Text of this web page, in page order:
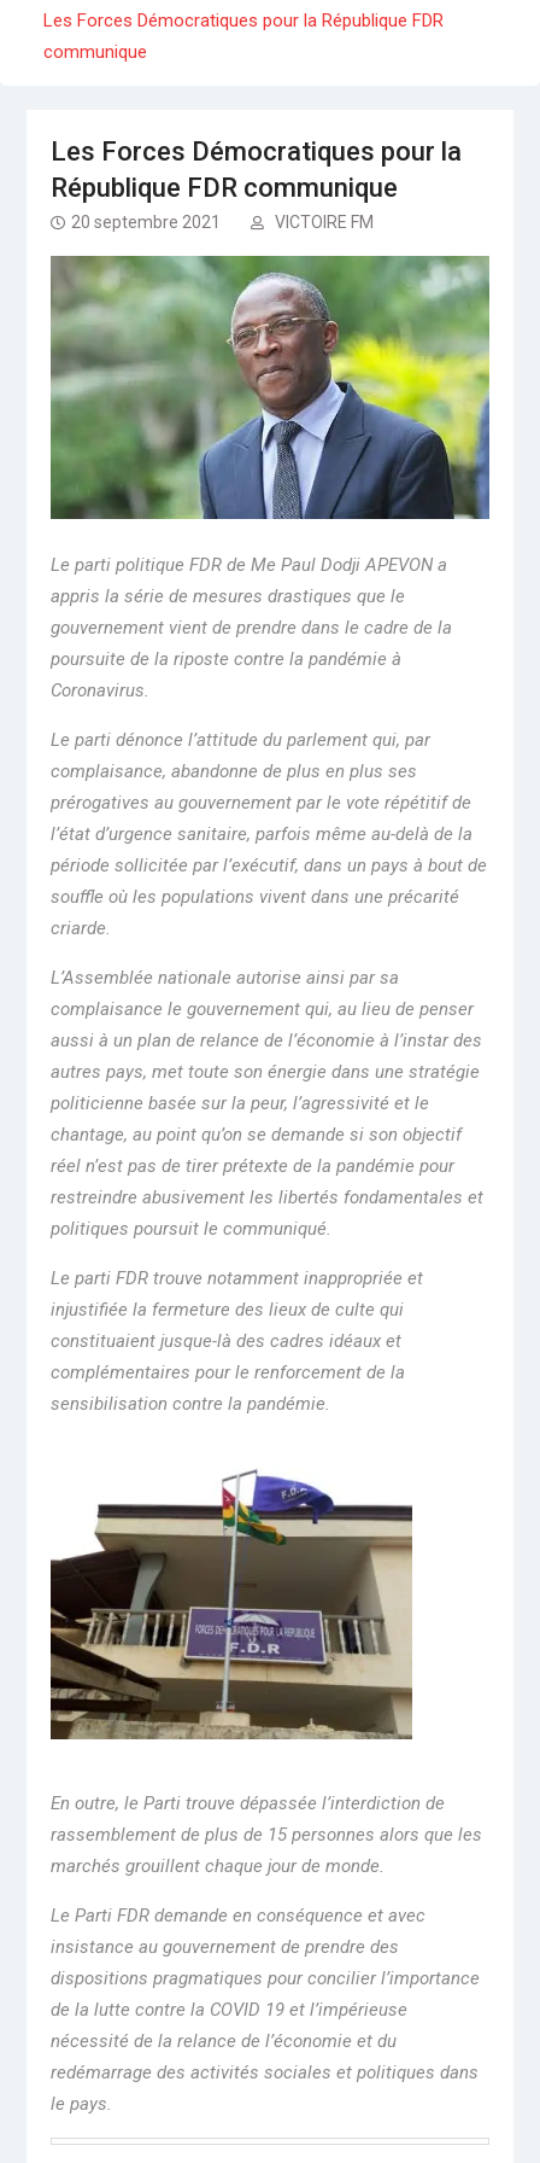
mort de Jacob AHAMA
Séminaire gouvernemental : Revue, ajustement
Les Forces Démocratiques pour la République FDR
communique
Les Forces Démocratiques pour la
République FDR communique
20 septembre 2021 VICTOIRE FM
Le parti politique FDR de Me Paul Dodji APEVON a
appris la série de mesures drastiques que le
gouvernement vient de prendre dans le cadre de la
poursuite de la riposte contre la pandémie à
Coronavirus.
Le parti dénonce l’attitude du parlement qui, par
complaisance, abandonne de plus en plus ses
prérogatives au gouvernement par le vote répétitif de
l’état d’urgence sanitaire, parfois même au-delà de la
période sollicitée par l’exécutif, dans un pays à bout de
souffle où les populations vivent dans une précarité
criarde.
L’Assemblée nationale autorise ainsi par sa
complaisance le gouvernement qui, au lieu de penser
aussi à un plan de relance de l’économie à l’instar des
autres pays, met toute son énergie dans une stratégie
politicienne basée sur la peur, l’agressivité et le
chantage, au point qu’on se demande si son objectif
réel n’est pas de tirer prétexte de la pandémie pour
restreindre abusivement les libertés fondamentales et
politiques poursuit le communiqué.
Le parti FDR trouve notamment inappropriée et
injustifiée la fermeture des lieux de culte qui
constituaient jusque-là des cadres idéaux et
complémentaires pour le renforcement de la
sensibilisation contre la pandémie.
En outre, le Parti trouve dépassée l’interdiction de
rassemblement de plus de 15 personnes alors que les
marchés grouillent chaque jour de monde.
Le Parti FDR demande en conséquence et avec
insistance au gouvernement de prendre des
dispositions pragmatiques pour concilier l’importance
de la lutte contre la COVID 19 et l’impérieuse
nécessité de la relance de l’économie et du
redémarrage des activités sociales et politiques dans
le pays.